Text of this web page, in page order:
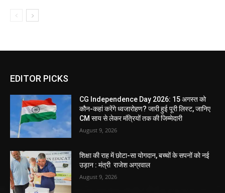
EDITOR PICKS
CG Independence Day 2026: 15 अगस्त को
कौन-कहां करेंगे ध्वजारोहण? जारी हुई पूरी लिस्ट, जानिए
CM साय से लेकर मंत्रियों तक की जिम्मेदारी
August 9, 2026
शिक्षा की राह में छोटा-सा योगदान, बच्चों के सपनों को नई
उड़ान : मंत्री राजेश अग्रवाल
August 9, 2026